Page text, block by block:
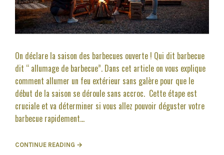
On déclare la saison des barbecues ouverte ! Qui dit barbecue
dit “ allumage de barbecue”. Dans cet article on vous explique
comment allumer un feu extérieur sans galère pour que le
début de la saison se déroule sans accroc. Cette étape est
cruciale et va déterminer si vous allez pouvoir déguster votre
barbecue rapidement...
CONTINUE READING →